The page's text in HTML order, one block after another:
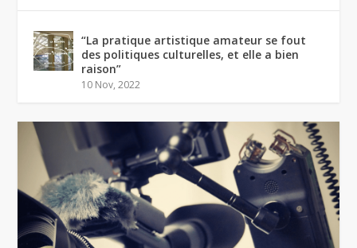
“La pratique artistique amateur se fout
des politiques culturelles, et elle a bien
raison”
10 Nov, 2022